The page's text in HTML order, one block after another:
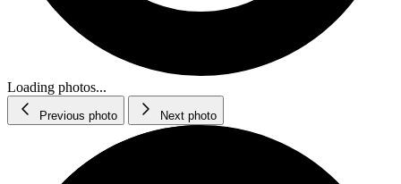
Loading photos...
Previous photo Next photo